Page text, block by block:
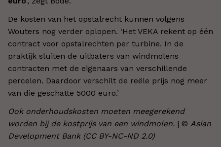
De kosten van het opstalrecht kunnen volgens
Wouters nog verder oplopen. ‘Het VEKA rekent op één
contract voor opstalrechten per turbine. In de
praktijk sluiten de uitbaters van windmolens
contracten met de eigenaars van verschillende
percelen. Daardoor verschilt de reële prijs nog meer
van die geschatte 5000 euro.’
Ook onderhoudskosten moeten meegerekend
worden bij de kostprijs van een windmolen. | © Asian
Development Bank (CC BY-NC-ND 2.0)